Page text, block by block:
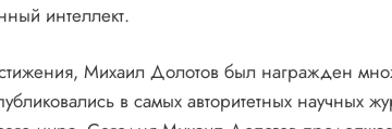
интеллект.
Михаил Долотов был награжден
в самых авторитетных научных